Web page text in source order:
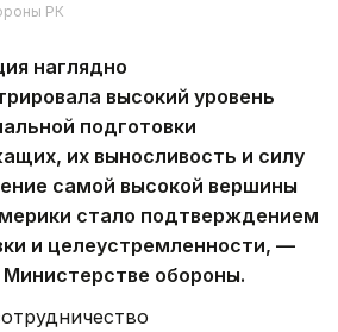
РК
наглядно
высокий уровень
подготовки
их выносливость и силу
самой высокой вершины
стало подтверждением
и целеустремленности, —
обороны.